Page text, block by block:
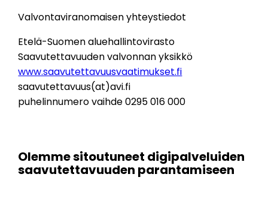
Valvontaviranomaisen yhteystiedot
Etelä-Suomen aluehallintovirasto
Saavutettavuuden valvonnan yksikkö
www.saavutettavuusvaatimukset.fi
saavutettavuus(at)avi.fi
puhelinnumero vaihde 0295 016 000
Olemme sitoutuneet digipalveluiden
saavutettavuuden parantamiseen